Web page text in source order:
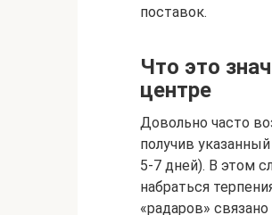
поставок.
Что это
центре
Довольно часто
получив
5-7 дней). В этом
набраться
«радаров»